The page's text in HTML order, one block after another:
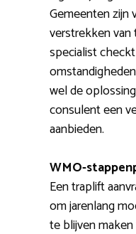
Gemeenten
verstrekken
specialist
wel de
consulent een
aanbieden.
WMO-
Een traplift
om jarenlang
te blijven